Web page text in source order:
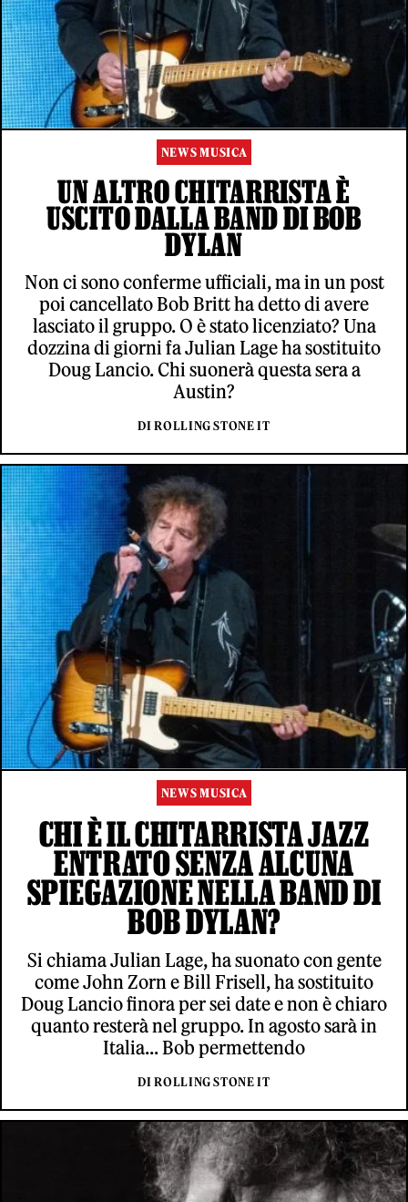
NEWS MUSICA
UN ALTRO CHITARRISTA È
USCITO DALLA BAND DI BOB
DYLAN
Non ci sono conferme ufficiali, ma in un post
poi cancellato Bob Britt ha detto di avere
lasciato il gruppo. O è stato licenziato? Una
dozzina di giorni fa Julian Lage ha sostituito
Doug Lancio. Chi suonerà questa sera a
Austin?
DI ROLLING STONE IT
NEWS MUSICA
CHI È IL CHITARRISTA JAZZ
ENTRATO SENZA ALCUNA
SPIEGAZIONE NELLA BAND DI
BOB DYLAN?
Si chiama Julian Lage, ha suonato con gente
come John Zorn e Bill Frisell, ha sostituito
Doug Lancio finora per sei date e non è chiaro
quanto resterà nel gruppo. In agosto sarà in
Italia... Bob permettendo
DI ROLLING STONE IT